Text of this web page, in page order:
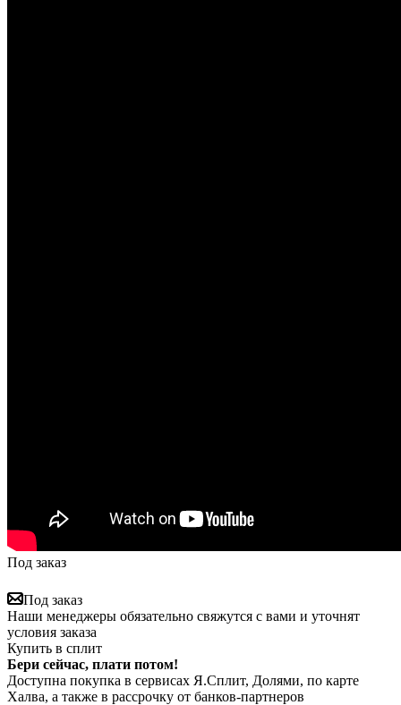
Под заказ
Под заказ
Наши менеджеры обязательно свяжутся с вами и уточнят
условия заказа
Купить в сплит
Бери сейчас, плати потом!
Доступна покупка в сервисах Я.Сплит, Долями, по карте
Халва, а также в рассрочку от банков-партнеров